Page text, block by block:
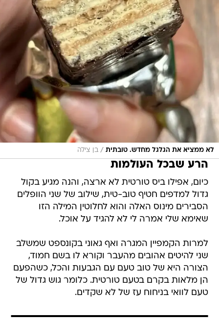
לא ממציא את הגלגל מחדש. טובתית / בן צילה
הרע שבכל העולמות
כיום, אפילו ביס טורטית לא ארצה, והנה מגיע בקול
גדול למדפים חטיף טוב-טית, שילוב של שני הוופלים
הסבירים מינוס האלה והוא לחלוטין המילה הזו
שאימא שלי אמרה לי לא להגיד על אוכל.
למרות הקמפיין המגרה ואף גאוני בקונספט שמשלב
שני להיטים אהובים מהעבר וקורא לו בשם חמוד,
הצורה היא של טוב טעם עם הגבעות והכל, כשהפעם
הן מלאות בקרם בטעם טורטית. כלומר גוש גדול של
טעם לוואי בניחוח עז של לא שקדים.